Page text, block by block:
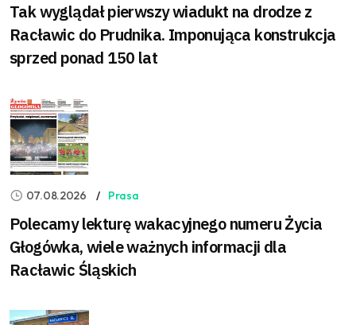
Tak wyglądał pierwszy wiadukt na drodze z
Racławic do Prudnika. Imponująca konstrukcja
sprzed ponad 150 lat
07.08.2026 Prasa
Polecamy lekturę wakacyjnego numeru Życia
Głogówka, wiele ważnych informacji dla
Racławic Śląskich